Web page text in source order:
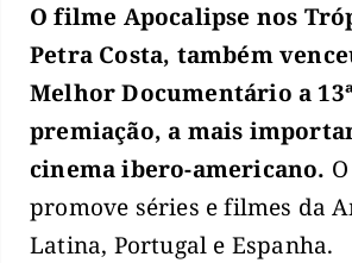
O filme Apocalipse nos
Petra Costa, também
Melhor Documentário a
premiação, a mais
cinema ibero-americano.
promove séries e filmes da
Latina, Portugal e Espanha.